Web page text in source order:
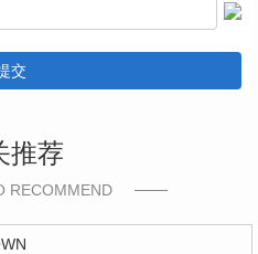
交
推荐
RECOMMEND